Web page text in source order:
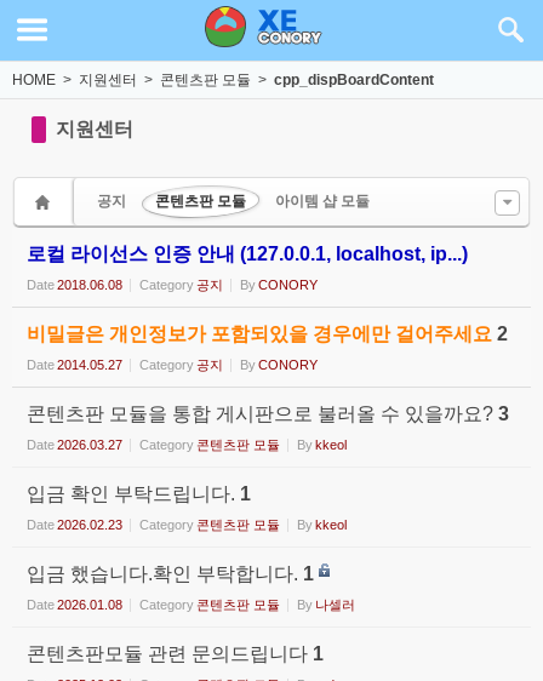
HOME > 지원센터 > 콘텐츠판 모듈 > cpp_dispBoardContent
지원센터
공지 콘텐츠판 모듈 아이템 샵 모듈
로컬 라이선스 인증 안내 (127.0.0.1, localhost, ip...)
Date2018.06.08 Category공지 ByCONORY
비밀글은 개인정보가 포함되있을 경우에만 걸어주세요 2
Date2014.05.27 Category공지 ByCONORY
콘텐츠판 모듈을 통합 게시판으로 불러올 수 있을까요? 3
Date2026.03.27 Category 콘텐츠판 모듈 Bykkeol
입금 확인 부탁드립니다. 1
Date2026.02.23 Category 콘텐츠판 모듈 Bykkeol
입금 했습니다.확인 부탁합니다. 1
Date2026.01.08 Category 콘텐츠판 모듈 By 나셀러
콘텐츠판모듈 관련 문의드립니다 1